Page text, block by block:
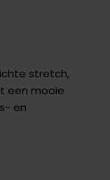
stretch,
een mooie
en